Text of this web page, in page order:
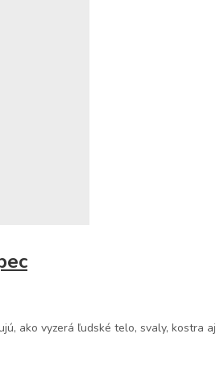
ako vyzerá ľudské telo, svaly, kostra aj